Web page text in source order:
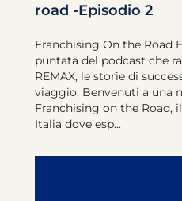
road -Episodio 2
Franchising On the Road
puntata del podcast che
REMAX, le storie di
viaggio. Benvenuti a una
Franchising on the Road,
Italia dove esp...